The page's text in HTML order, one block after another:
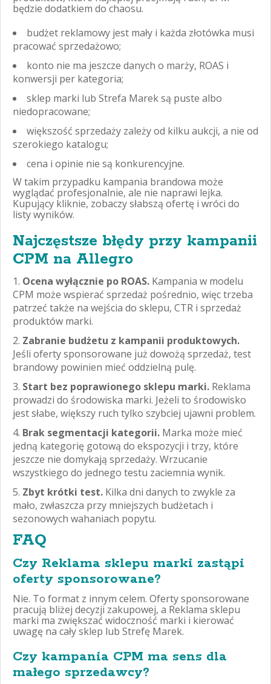
będzie dodatkiem do chaosu.
budżet reklamowy jest mały i każda złotówka musi
pracować sprzedażowo;
konto nie ma jeszcze danych o marży, ROAS i
konwersji per kategoria;
sklep marki lub Strefa Marek są puste albo
niedopracowane;
większość sprzedaży zależy od kilku aukcji, a nie od
szerokiego katalogu;
cena i opinie nie są konkurencyjne.
W takim przypadku kampania brandowa może
wyglądać profesjonalnie, ale nie naprawi lejka.
Kupujący kliknie, zobaczy słabszą ofertę i wróci do
listy wyników.
Najczęstsze błędy przy kampanii
CPM na Allegro
Ocena wyłącznie po ROAS. Kampania w modelu
CPM może wspierać sprzedaż pośrednio, więc trzeba
patrzeć także na wejścia do sklepu, CTR i sprzedaż
produktów marki.
Zabranie budżetu z kampanii produktowych.
Jeśli oferty sponsorowane już dowożą sprzedaż, test
brandowy powinien mieć oddzielną pulę.
Start bez poprawionego sklepu marki. Reklama
prowadzi do środowiska marki. Jeżeli to środowisko
jest słabe, większy ruch tylko szybciej ujawni problem.
Brak segmentacji kategorii. Marka może mieć
jedną kategorię gotową do ekspozycji i trzy, które
jeszcze nie domykają sprzedaży. Wrzucanie
wszystkiego do jednego testu zaciemnia wynik.
Zbyt krótki test. Kilka dni danych to zwykle za
mało, zwłaszcza przy mniejszych budżetach i
sezonowych wahaniach popytu.
FAQ
Czy Reklama sklepu marki zastąpi
oferty sponsorowane?
Nie. To format z innym celem. Oferty sponsorowane
pracują bliżej decyzji zakupowej, a Reklama sklepu
marki ma zwiększać widoczność marki i kierować
uwagę na cały sklep lub Strefę Marek.
Czy kampania CPM ma sens dla
małego sprzedawcy?